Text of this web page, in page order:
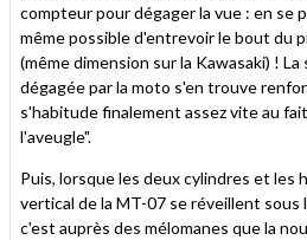
compteur pour dégager la vue : en se
même possible d'entrevoir le bout du
(même dimension sur la Kawasaki) !
dégagée par la moto s'en trouve
s'habitude finalement assez vite au
l'aveugle".
Puis, lorsque les deux cylindres et les
vertical de la MT-07 se réveillent sous
c'est auprès des mélomanes que la